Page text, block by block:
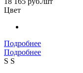
Цвет
Подробнее
Подробнее
S S